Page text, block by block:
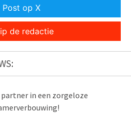
Post op X
de redactie
in een zorgeloze